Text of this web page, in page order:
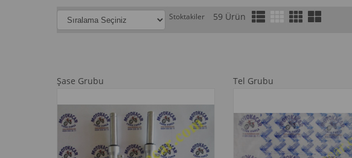
Stoktakiler 59 Ürün
Şase Grubu Tel Grubu